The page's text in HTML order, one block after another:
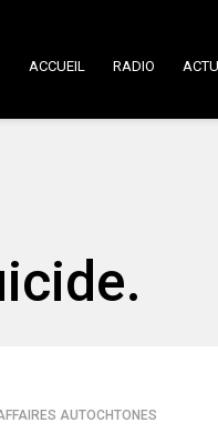
ACCUEIL RADIO
AUTOCHTONES